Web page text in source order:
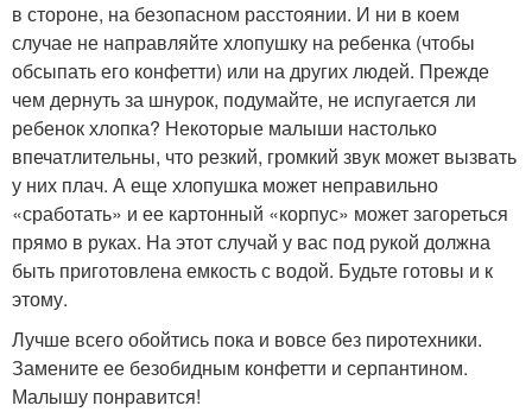
в стороне, на безопасном расстоянии. И ни в коем
случае не направляйте хлопушку на ребенка (чтобы
обсыпать его конфетти) или на других людей. Прежде
чем дернуть за шнурок, подумайте, не испугается ли
ребенок хлопка? Некоторые малыши настолько
впечатлительны, что резкий, громкий звук может вызвать
у них плач. А еще хлопушка может неправильно
«сработать» и ее картонный «корпус» может загореться
прямо в руках. На этот случай у вас под рукой должна
быть приготовлена емкость с водой. Будьте готовы и к
этому.
Лучше всего обойтись пока и вовсе без пиротехники.
Замените ее безобидным конфетти и серпантином.
Малышу понравится!